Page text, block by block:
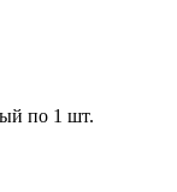
по 1 шт.